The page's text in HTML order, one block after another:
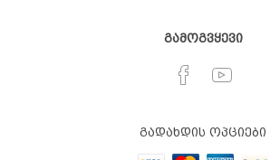
გამოგვყევი
გადახდის ოპციები